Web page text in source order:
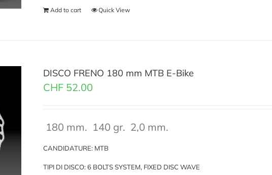
Add to cart Quick View
DISCO FRENO 180 mm MTB E-Bike
CHF 52.00
180 mm. 140 gr. 2,0 mm.
CANDIDATURE: MTB
TIPI DI DISCO: 6 BOLTS SYSTEM, FIXED DISC WAVE